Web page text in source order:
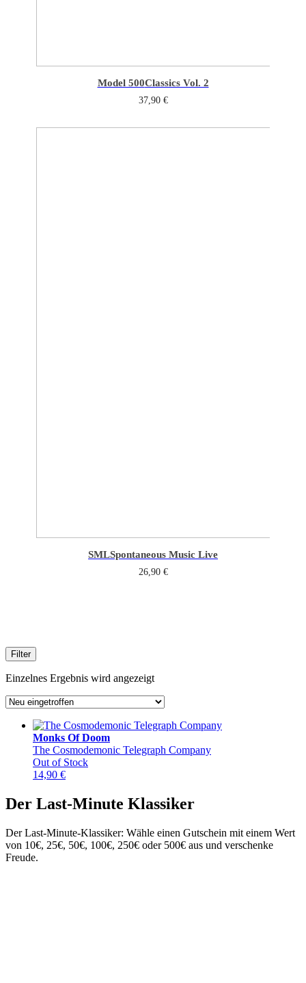
Model 500Classics Vol. 2
37,90 €
SMLSpontaneous Music Live
26,90 €
Filter
Einzelnes Ergebnis wird angezeigt
Monks Of Doom
The Cosmodemonic Telegraph Company
Out of Stock
14,90 €
Der Last-Minute Klassiker
Der Last-Minute-Klassiker: Wähle einen Gutschein mit einem Wert
von 10€, 25€, 50€, 100€, 250€ oder 500€ aus und verschenke
Freude.